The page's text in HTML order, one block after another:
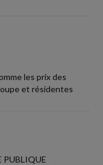
les prix des
et résidentes
PUBLIQUE